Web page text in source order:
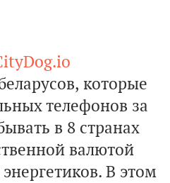
которые
телефонов за
в 8 странах
валютой
В этом